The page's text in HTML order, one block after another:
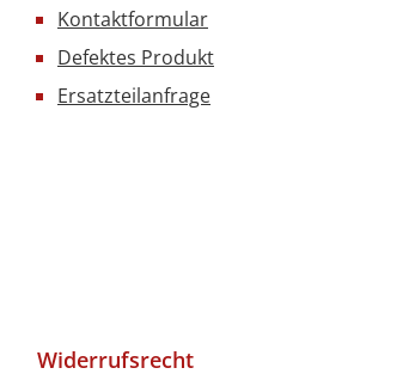
Kontaktformular
Defektes Produkt
Ersatzteilanfrage
Widerrufsrecht